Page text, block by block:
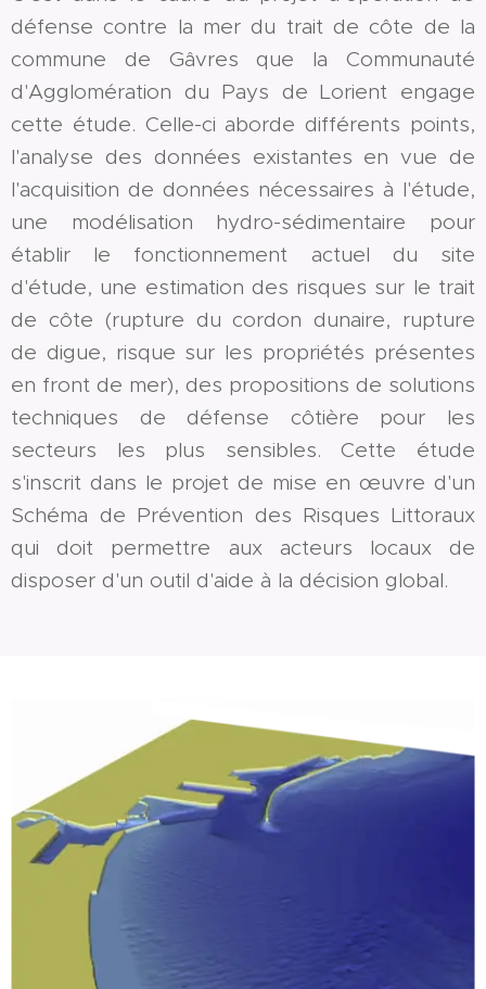
défense contre la mer du trait de côte de la
commune de Gâvres que la Communauté
d'Agglomération du Pays de Lorient engage
cette étude. Celle-ci aborde différents points,
l'analyse des données existantes en vue de
l'acquisition de données nécessaires à l'étude,
une modélisation hydro-sédimentaire pour
établir le fonctionnement actuel du site
d'étude, une estimation des risques sur le trait
de côte (rupture du cordon dunaire, rupture
de digue, risque sur les propriétés présentes
en front de mer), des propositions de solutions
techniques de défense côtière pour les
secteurs les plus sensibles. Cette étude
s'inscrit dans le projet de mise en œuvre d'un
Schéma de Prévention des Risques Littoraux
qui doit permettre aux acteurs locaux de
disposer d'un outil d'aide à la décision global.